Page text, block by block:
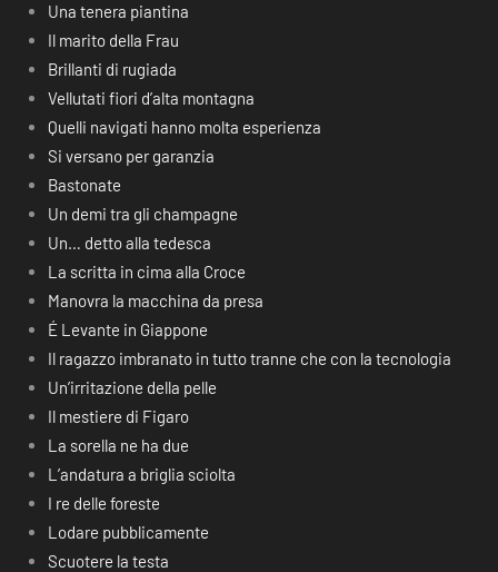
Una tenera piantina
Il marito della Frau
Brillanti di rugiada
Vellutati fiori d’alta montagna
Quelli navigati hanno molta esperienza
Si versano per garanzia
Bastonate
Un demi tra gli champagne
Un… detto alla tedesca
La scritta in cima alla Croce
Manovra la macchina da presa
É Levante in Giappone
Il ragazzo imbranato in tutto tranne che con la tecnologia
Un’irritazione della pelle
Il mestiere di Figaro
La sorella ne ha due
L’andatura a briglia sciolta
I re delle foreste
Lodare pubblicamente
Scuotere la testa